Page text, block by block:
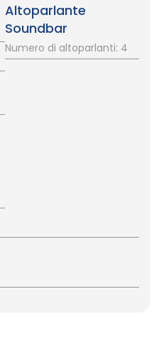
Altoparlante
Soundbar
Numero di altoparlanti: 4